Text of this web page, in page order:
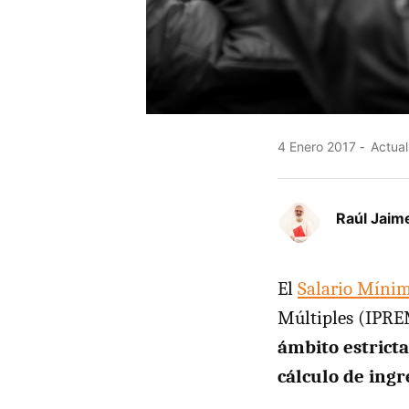
4 Enero 2017
Raúl
El Salario
Múltiples
ámbito
cálculo de